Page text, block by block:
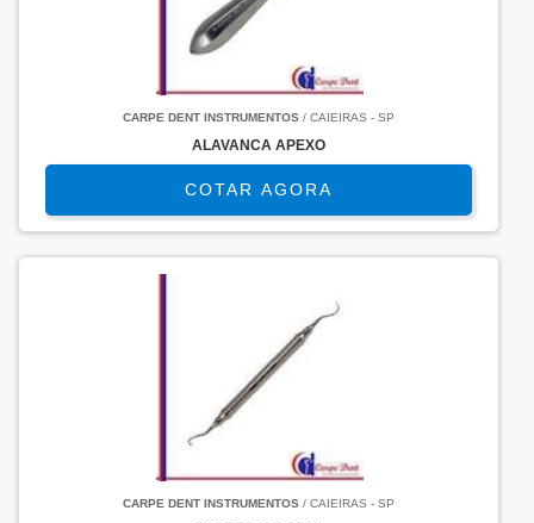
CARPE DENT INSTRUMENTOS / CAIEIRAS - SP
ALAVANCA APEXO
COTAR AGORA
CARPE DENT INSTRUMENTOS / CAIEIRAS - SP